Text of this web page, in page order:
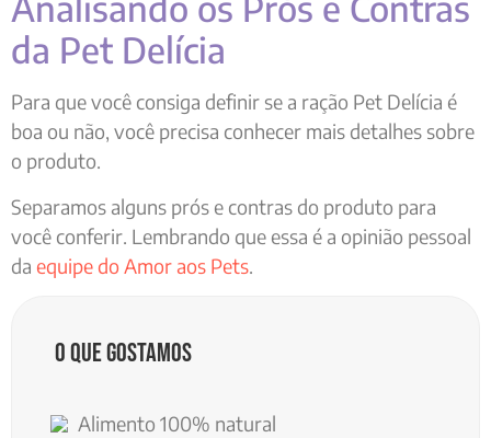
da Pet Delícia
Para que você consiga definir se a ração Pet Delícia é
boa ou não, você precisa conhecer mais detalhes sobre
o produto.
Separamos alguns prós e contras do produto para
você conferir. Lembrando que essa é a opinião pessoal
da equipe do Amor aos Pets.
O que gostamos
Alimento 100% natural